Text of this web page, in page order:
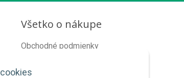
Všetko o nákupe
Obchodné podmienky